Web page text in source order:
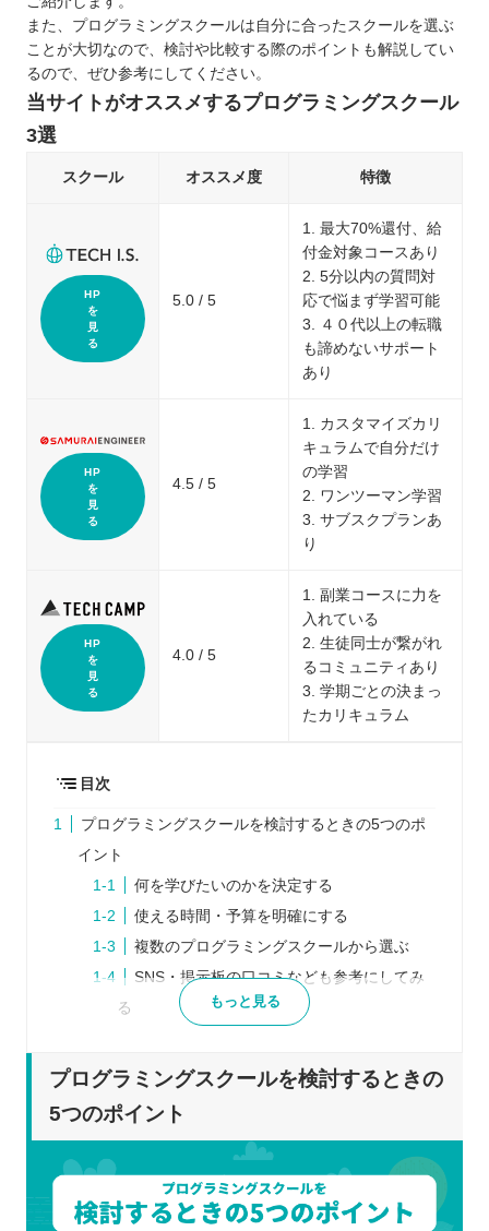
また、プログラミングスクールは自分に合ったスクールを選ぶ
ことが大切なので、検討や比較する際のポイントも解説してい
るので、ぜひ参考にしてください。
当サイトがオススメするプログラミングスクール
3選
スクール オススメ度 特徴
HP
を
見
る
5.0 / 5
1. 最大70%還付、給
付金対象コースあり
2. 5分以内の質問対
応で悩まず学習可能
3. ４０代以上の転職
も諦めないサポート
あり
HP
を
見
る
4.5 / 5
1. カスタマイズカリ
キュラムで自分だけ
の学習
2. ワンツーマン学習
3. サブスクプランあ
り
HP
を
見
る
4.0 / 5
1. 副業コースに力を
入れている
2. 生徒同士が繋がれ
るコミュニティあり
3. 学期ごとの決まっ
たカリキュラム
目次
プログラミングスクールを検討するときの5つのポ
イント
何を学びたいのかを決定する
使える時間・予算を明確にする
複数のプログラミングスクールから選ぶ
SNS・掲示板の口コミなども参考にしてみ
る
する
通学・オンラインの特性を把握する
サポート体制を調べる
余裕のあるスケジュールで学習できる
もっと見る
プログラミングスクールを検討するときの
5つのポイント